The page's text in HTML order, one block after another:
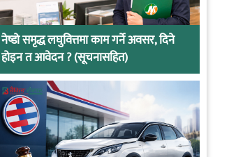
नेष्डो समृद्ध लघुवित्तमा काम गर्ने अवसर, दिने
होइन त आवेदन ? (सूचनासहित)